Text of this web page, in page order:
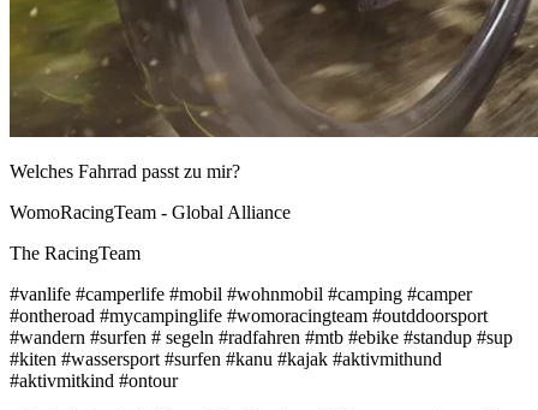
Welches Fahrrad passt zu mir?
WomoRacingTeam - Global Alliance
The RacingTeam
#vanlife #camperlife #mobil #wohnmobil #camping #camper
#ontheroad #mycampinglife #womoracingteam #outddoorsport
#wandern #surfen # segeln #radfahren #mtb #ebike #standup #sup
#kiten #wassersport #surfen #kanu #kajak #aktivmithund
#aktivmitkind #ontour